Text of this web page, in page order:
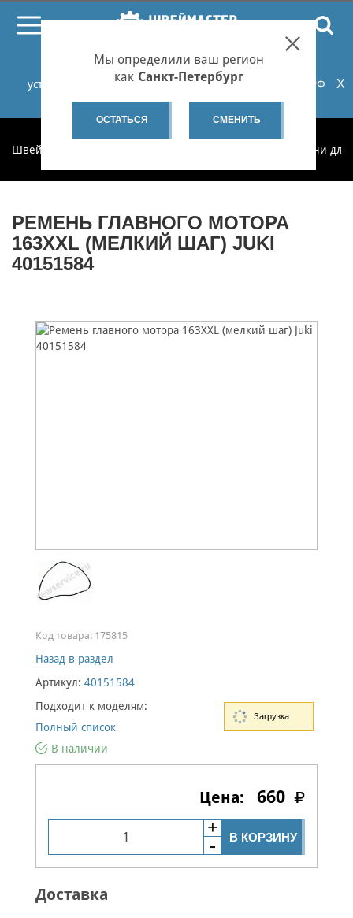
При проблемах с онлайн-оплатой заказов на сайте
установите российские сертификаты НУЦ Минцифры РФ
или используйте Яндекс.Браузер.Подробнее...
X
Мы определили ваш регион
как Санкт-Петербург
ОСТАТЬСЯ СМЕНИТЬ
Швеймастер Ремни
РЕМЕНЬ ГЛАВНОГО МОТОРА
163XXL (МЕЛКИЙ ШАГ) JUKI
40151584
Код товара: 175815
Назад в раздел
Артикул: 40151584
Подходит к моделям:
Полный список
В наличии
660
В КОРЗИНУ
Доставка
Загрузка